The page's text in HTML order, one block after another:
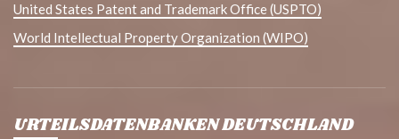
United States Patent and Trademark Office (USPTO)
World Intellectual Property Organization (WIPO)
URTEILSDATENBANKEN DEUTSCHLAND